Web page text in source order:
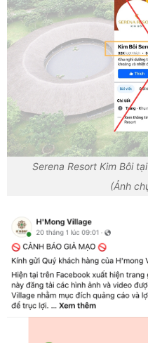
Serena Resort Kim Bôi
(Ảnh